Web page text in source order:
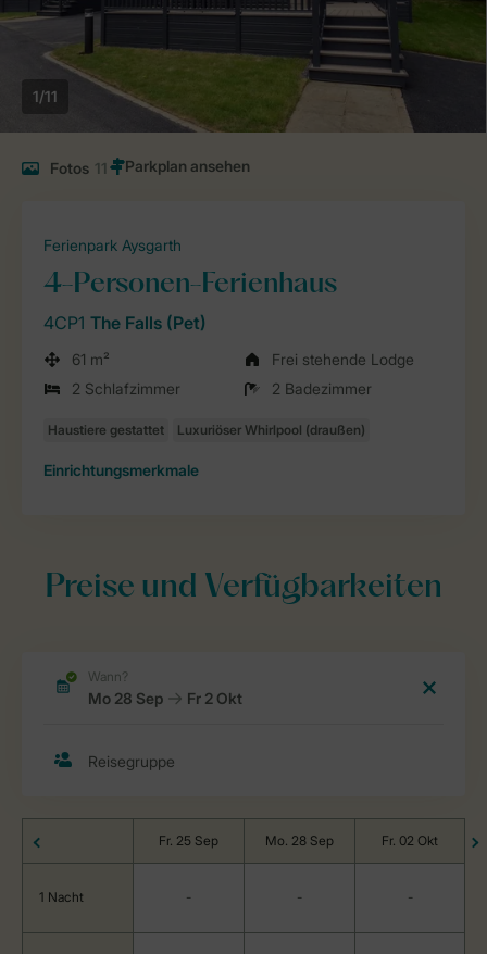
1/11
Fotos 11
Ferienpark Aysgarth
4-Personen-Ferienhaus
4CP1 The Falls (Pet)
61 m²
Frei stehende Lodge
2 Schlafzimmer
2 Badezimmer
Einrichtungsmerkmale
Preise und Verfügbarkeiten
Fr. 25 Sep Mo. 28 Sep Fr. 02 Okt
1 Nacht - - -